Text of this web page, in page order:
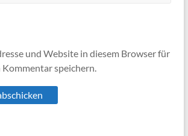
und Website in diesem Browser für
speichern.